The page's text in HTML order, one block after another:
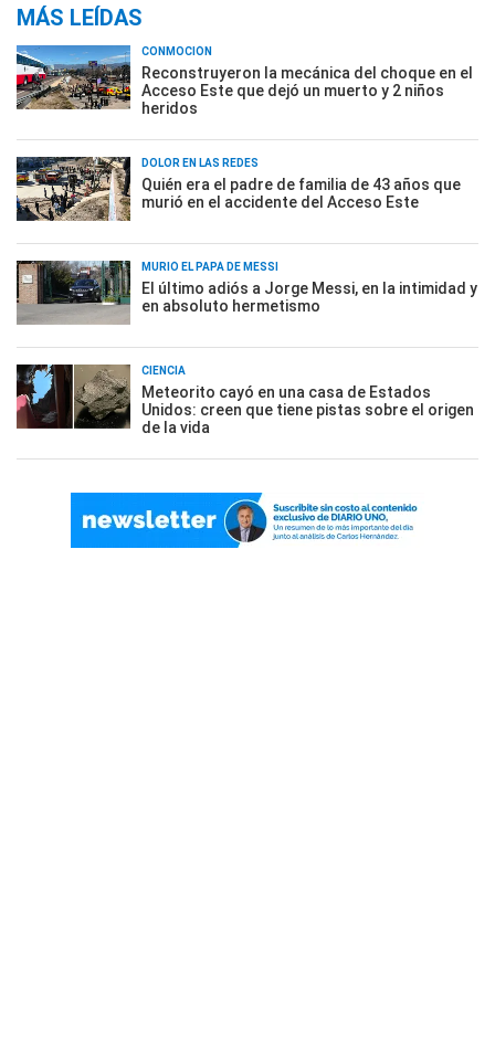
MÁS LEÍDAS
CONMOCIÓN
Reconstruyeron la mecánica del choque en el
Acceso Este que dejó un muerto y 2 niños
heridos
DOLOR EN LAS REDES
Quién era el padre de familia de 43 años que
murió en el accidente del Acceso Este
MURIÓ EL PAPÁ DE MESSI
El último adiós a Jorge Messi, en la intimidad y
en absoluto hermetismo
CIENCIA
Meteorito cayó en una casa de Estados
Unidos: creen que tiene pistas sobre el origen
de la vida